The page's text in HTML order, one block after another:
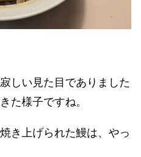
しい見た目でありました
た様子ですね。
き上げられた鰻は、やっ